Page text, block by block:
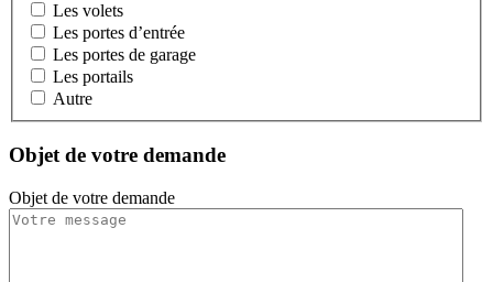
Les volets
Les portes d’entrée
Les portes de garage
Les portails
Autre
Objet de votre demande
Objet de votre demande